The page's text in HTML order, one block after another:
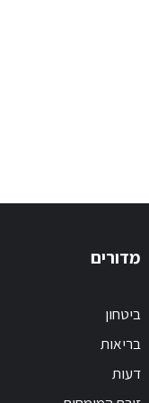
מדורים
ביטחון
בריאות
דעות